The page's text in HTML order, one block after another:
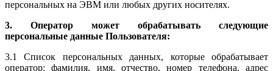
персональных на ЭВМ или любых других носителях.
3. Оператор может обрабатывать следующие
персональные данные Пользователя:
3.1 Список персональных данных, которые обрабатывает
оператор: фамилия, имя, отчество, номер телефона, адрес